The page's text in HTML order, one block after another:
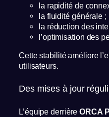
la rapidité de
la fluidité générale ;
la réduction des
l’optimisation des
Cette stabilité améliore
utilisateurs.
Des mises à jour
L’équipe derrièreORCA